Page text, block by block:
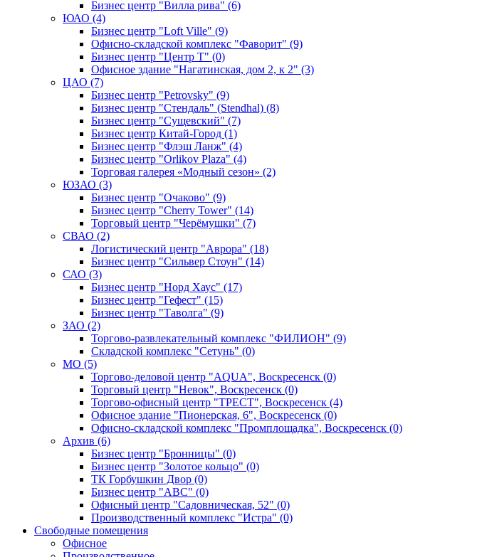
Бизнес центр "Вилла рива" (6)
ЮАО (4)
Бизнес центр "Loft Ville" (9)
Офисно-складской комплекс "Фаворит" (9)
Бизнес центр "Центр Т" (0)
Офисное здание "Нагатинская, дом 2, к 2" (3)
ЦАО (7)
Бизнес центр "Petrovsky" (9)
Бизнес центр "Стендаль" (Stendhal) (8)
Бизнес центр "Сущевский" (7)
Бизнес центр Китай-Город (1)
Бизнес центр "Флэш Ланж" (4)
Бизнес центр "Orlikov Plaza" (4)
Торговая галерея «Модный сезон» (2)
ЮЗАО (3)
Бизнес центр "Очаково" (9)
Бизнес центр "Cherry Tower" (14)
Торговый центр "Черёмушки" (7)
СВАО (2)
Логистический центр "Аврора" (18)
Бизнес центр "Сильвер Стоун" (14)
САО (3)
Бизнес центр "Норд Хаус" (17)
Бизнес центр "Гефест" (15)
Бизнес центр "Таволга" (9)
ЗАО (2)
Торгово-развлекательный комплекс "ФИЛИОН" (9)
Складской комплекс "Сетунь" (0)
MO (5)
Торгово-деловой центр "AQUA", Воскресенск (0)
Торговый центр "Невок", Воскресенск (0)
Торгово-офисный центр "ТРЕСТ", Воскресенск (4)
Офисное здание "Пионерская, 6", Воскресенск (0)
Офисно-складской комплекс "Промплощадка", Воскресенск (0)
Архив (6)
Бизнес центр "Бронницы" (0)
Бизнес центр "Золотое кольцо" (0)
ТК Горбушкин Двор (0)
Бизнес центр "АВС" (0)
Офисный центр "Садовническая, 52" (0)
Производственный комплекс "Истра" (0)
Свободные помещения
Офисное